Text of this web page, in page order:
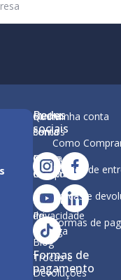
Minha
conta
Como
Comprar
Política
de
Entrega
Trocas e
Devoluções
Quem
Somos
Nossa
Estrutura
Política de
Privacidade
Blog
Redes
sociais
Formas de
pagamento
Minha conta
Como
Política de
Trocas e
Formas de